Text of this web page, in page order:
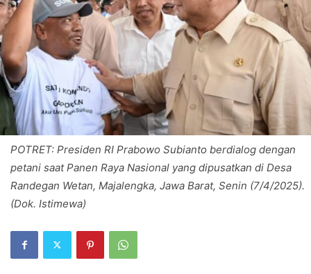
POTRET: Presiden RI Prabowo Subianto berdialog dengan
petani saat Panen Raya Nasional yang dipusatkan di Desa
Randegan Wetan, Majalengka, Jawa Barat, Senin (7/4/2025).
(Dok. Istimewa)